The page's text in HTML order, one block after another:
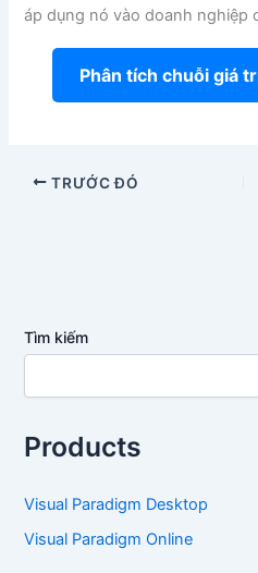
áp dụng nó vào doanh nghiệp
Phân tích chuỗi giá
TRƯỚC ĐÓ
Tìm kiếm
Products
Visual Paradigm Desktop
Visual Paradigm Online